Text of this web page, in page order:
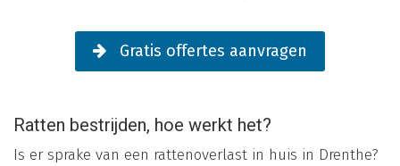
Gratis offertes aanvragen
Ratten bestrijden, hoe werkt het?
Is er sprake van een rattenoverlast in huis in Drenthe?